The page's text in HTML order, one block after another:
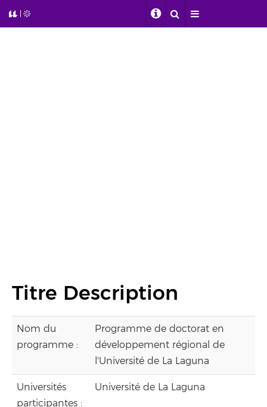
Titre Description
Nom du
programme :
Programme de doctorat en
développement régional de
l'Université de La Laguna
Universités
participantes :
Université de La Laguna